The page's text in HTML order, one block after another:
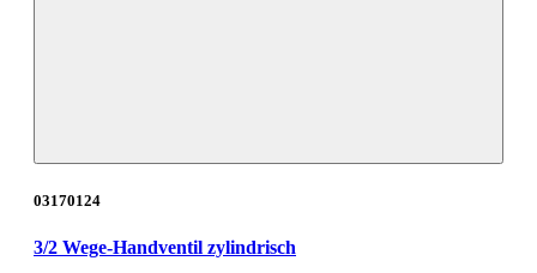
03170124
3/2 Wege-Handventil zylindrisch